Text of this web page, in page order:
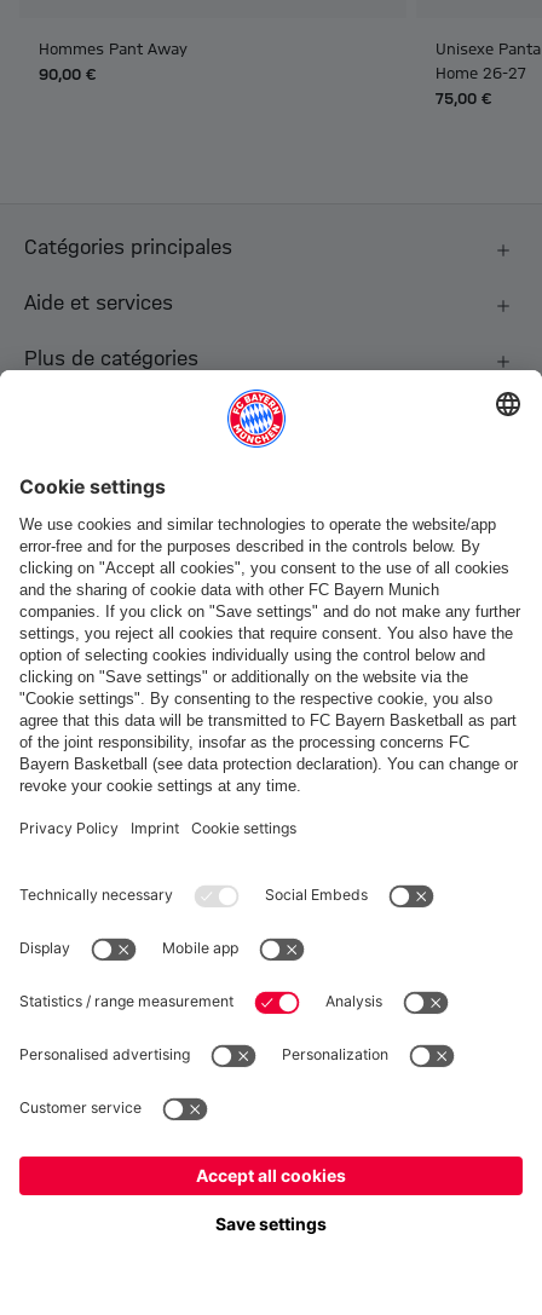
Hommes Pant Away
90,00 €
Unisexe
Home 26-27
75,00 €
Catégories principales
Aide et services
Plus de catégories
Paiement et livraison
FC Bayern Store App
RÉTRACTATION
Intimité
Paramètres des cookies
*Les prix incluent la TVA et excluent les frais d'expédition
© FC Bayern München AG
FC Bayern München AG, Säbener Str. 51-57, 81547 München
Francepour y livrer!
Mondialpour y livrer!